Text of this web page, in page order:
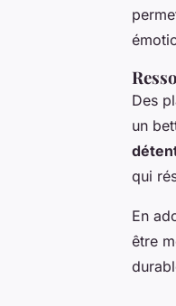
Des
un
qui
En
être